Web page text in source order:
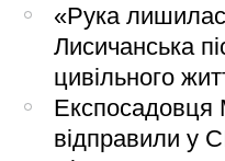
«Рука
Лисичанська
цивільного
відправили у